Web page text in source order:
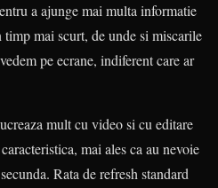
a ajunge mai multa informatie
mai scurt, de unde si miscarile
pe ecrane, indiferent care ar
mult cu video si cu editare
mai ales ca au nevoie
Rata de refresh standard